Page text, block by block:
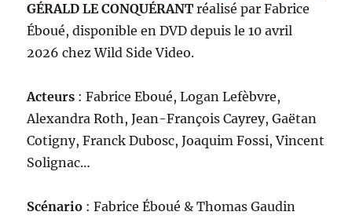
GÉRALD LE CONQUÉRANTréalisé par Fabrice
Éboué, disponible en DVD depuis le 10 avril
2026 chez Wild Side Video.
Acteurs : Fabrice Eboué, Logan Lefèbvre,
Alexandra Roth, Jean-François Cayrey, Gaëtan
Cotigny, Franck Dubosc, Joaquim Fossi, Vincent
Solignac…
Scénario : Fabrice Éboué & Thomas Gaudin